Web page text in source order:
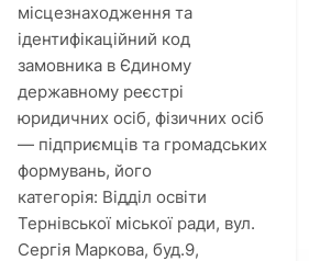
місцезнаходження та
ідентифікаційний код
замовника в Єдиному
державному реєстрі
юридичних осіб, фізичних осіб
— підприємців та громадських
формувань, його
категорія: Відділ освіти
Тернівської міської ради, вул.
Сергія Маркова, буд.9,